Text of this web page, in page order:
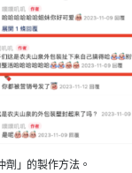
劑」的製作方法。